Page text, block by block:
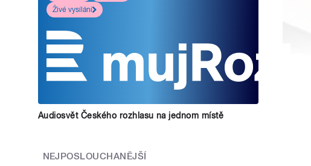
Živé vysílání
Audiosvět Českého rozhlasu na jednom místě
NEJPOSLOUCHANĚJŠÍ